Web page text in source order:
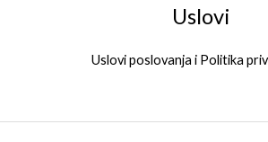
Uslovi
Uslovi poslovanja i Politika